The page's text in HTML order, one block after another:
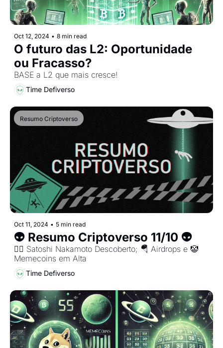
Oct 12, 2024 • 8 min read
O futuro das L2: Oportunidade
ou Fracasso?
BASE a L2 que mais cresce!
Time Defiverso
Resumo Criptoverso
Oct 11, 2024 • 5 min read
👽 Resumo Criptoverso 11/10 👽
🕵️‍♂️ Satoshi Nakamoto Descoberto; 🪂 Airdrops e 🤡
Memecoins em Alta
Time Defiverso